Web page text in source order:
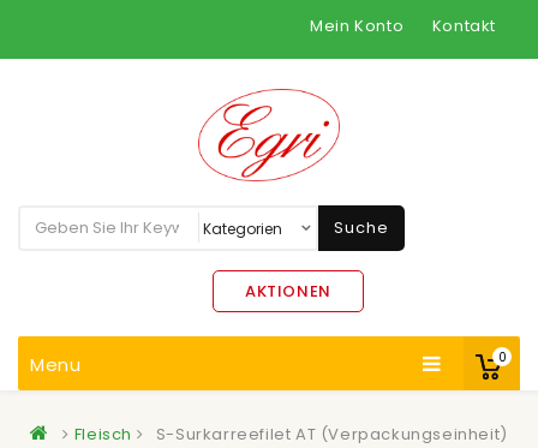
Mein Konto Kontakt
0
Suche
AKTIONEN
Menu
Fleisch S-Surkarreefilet AT (Verpackungseinheit)